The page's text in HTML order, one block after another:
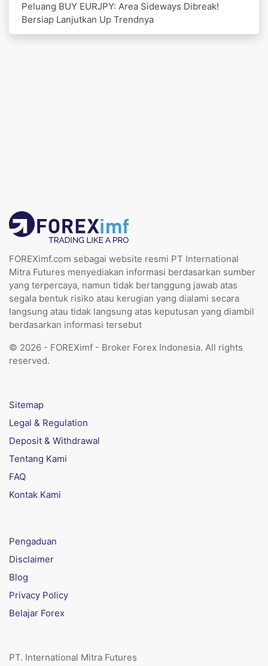
Peluang BUY EURJPY: Area Sideways Dibreak!
Bersiap Lanjutkan Up Trendnya
FOREXimf.com sebagai website resmi PT International
Mitra Futures menyediakan informasi berdasarkan sumber
yang terpercaya, namun tidak bertanggung jawab atas
segala bentuk risiko atau kerugian yang dialami secara
langsung atau tidak langsung atas keputusan yang diambil
berdasarkan informasi tersebut
© 2026 - FOREXimf - Broker Forex Indonesia. All rights
reserved.
Sitemap
Legal & Regulation
Deposit & Withdrawal
Tentang Kami
FAQ
Kontak Kami
Pengaduan
Disclaimer
Blog
Privacy Policy
Belajar Forex
PT. International Mitra Futures